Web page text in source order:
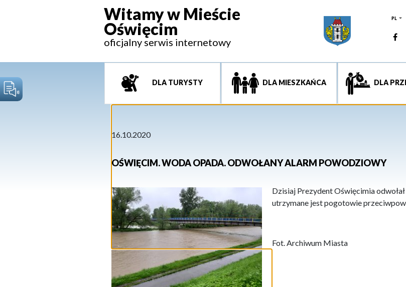
Witamy w Mieście
Oświęcim
oficjalny serwis internetowy
PL
DLA TURYSTY DLA MIESZKAŃCA DLA
16.10.2020
OŚWIĘCIM. WODA OPADA. ODWOŁANY ALARM POWODZIOWY
Dzisiaj Prezydent Oświęcimia
utrzymane jest pogotowie
Fot. Archiwum Miasta